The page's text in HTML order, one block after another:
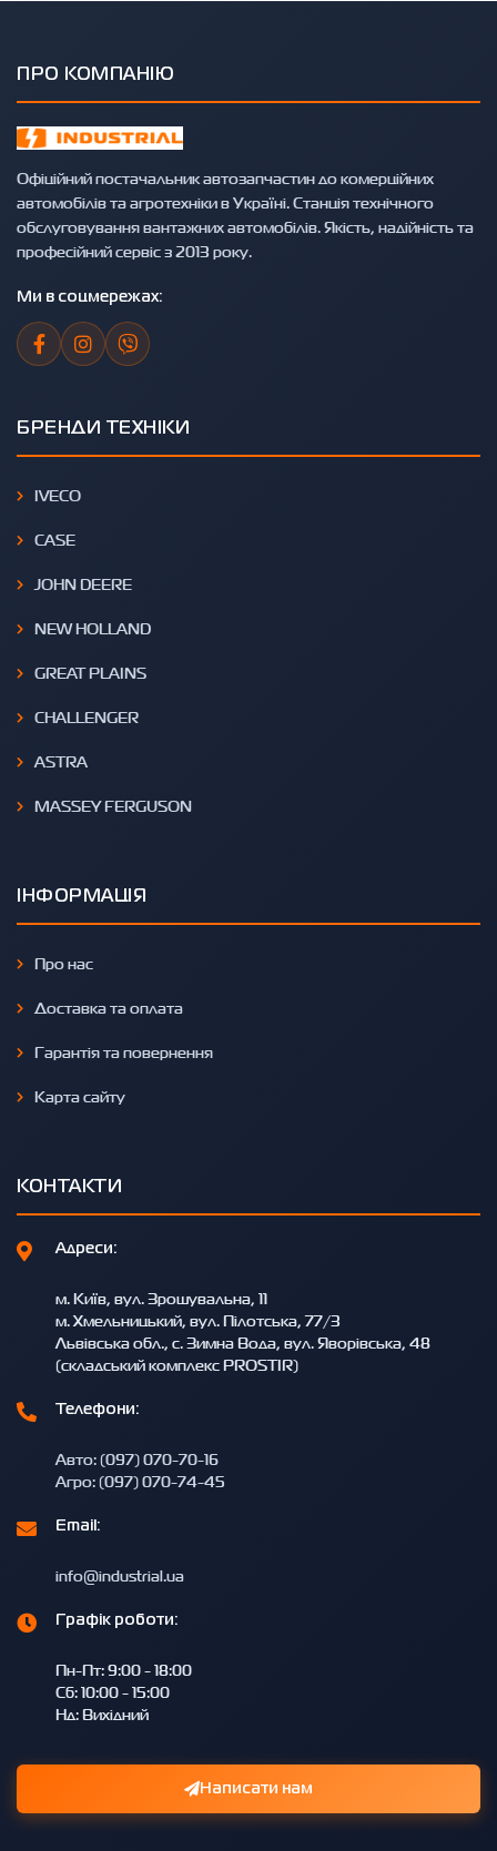
ПРО КОМПАНІЮ
Офіційний постачальник автозапчастин до комерційних
автомобілів та агротехніки в Україні. Станція технічного
обслуговування вантажних автомобілів. Якість, надійність та
професійний сервіс з 2013 року.
Ми в соцмережах:
БРЕНДИ ТЕХНІКИ
IVECO
CASE
JOHN DEERE
NEW HOLLAND
GREAT PLAINS
CHALLENGER
ASTRA
MASSEY FERGUSON
ІНФОРМАЦІЯ
Про нас
Доставка та оплата
Гарантія та повернення
Карта сайту
КОНТАКТИ
Адреси:
м. Київ, вул. Зрошувальна, 11
м. Хмельницький, вул. Пілотська, 77/3
Львівська обл., с. Зимна Вода, вул. Яворівська, 48
(складський комплекс PROSTIR)
Телефони:
Авто: (097) 070-70-16
Агро: (097) 070-74-45
Email:
info@industrial.ua
Графік роботи:
Пн-Пт: 9:00 - 18:00
Сб: 10:00 - 15:00
Нд: Вихідний
Написати нам